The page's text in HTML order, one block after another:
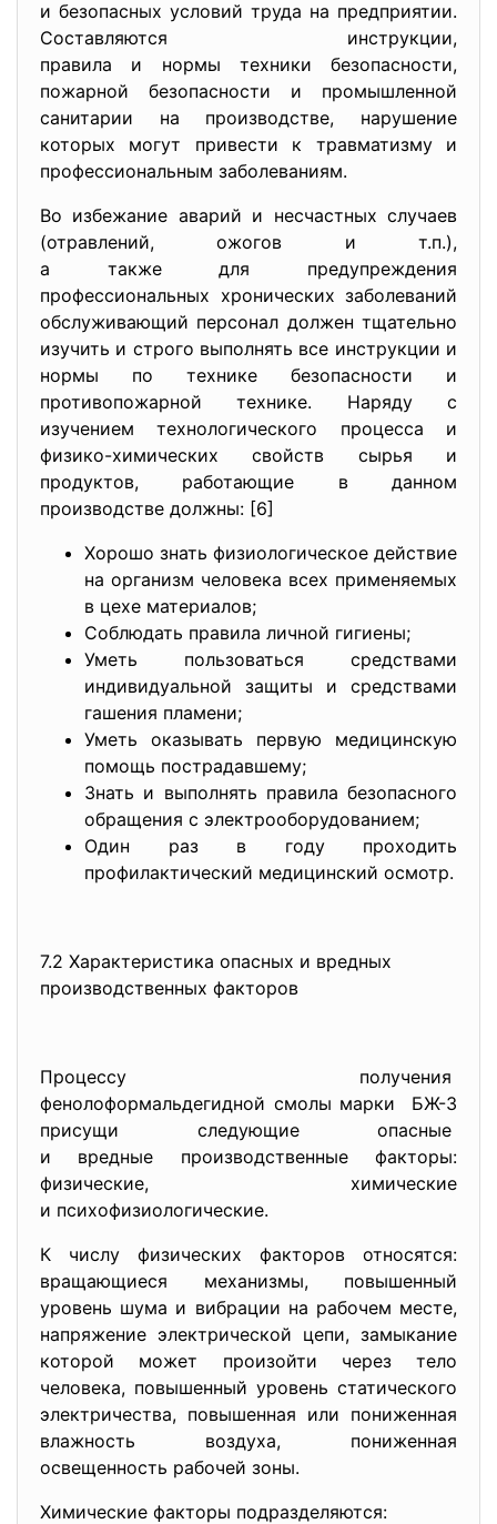
и безопасных условий труда на предприятии.
Составляются инструкции,
правила и нормы техники безопасности,
пожарной безопасности и промышленной
санитарии на производстве, нарушение
которых могут привести к травматизму и
профессиональным заболеваниям.
Во избежание аварий и несчастных случаев
(отравлений, ожогов и т.п.),
а также для предупреждения
профессиональных хронических заболеваний
обслуживающий персонал должен тщательно
изучить и строго выполнять все инструкции и
нормы по технике безопасности и
противопожарной технике. Наряду с
изучением технологического процесса и
физико-химических свойств сырья и
продуктов, работающие в данном
производстве должны: [6]
Хорошо знать физиологическое действие
на организм человека всех применяемых
в цехе материалов;
Соблюдать правила личной гигиены;
Уметь пользоваться средствами
индивидуальной защиты и средствами
гашения пламени;
Уметь оказывать первую медицинскую
помощь пострадавшему;
Знать и выполнять правила безопасного
обращения с электрооборудованием;
Один раз в году проходить
профилактический медицинский осмотр.
7.2 Характеристика опасных и вредных
производственных факторов
Процессу получения
фенолоформальдегидной смолы марки БЖ-3
присущи следующие опасные
и вредные производственные факторы:
физические, химические
и психофизиологические.
К числу физических факторов относятся:
вращающиеся механизмы, повышенный
уровень шума и вибрации на рабочем месте,
напряжение электрической цепи, замыкание
которой может произойти через тело
человека, повышенный уровень статического
электричества, повышенная или пониженная
влажность воздуха, пониженная
освещенность рабочей зоны.
Химические факторы подразделяются: